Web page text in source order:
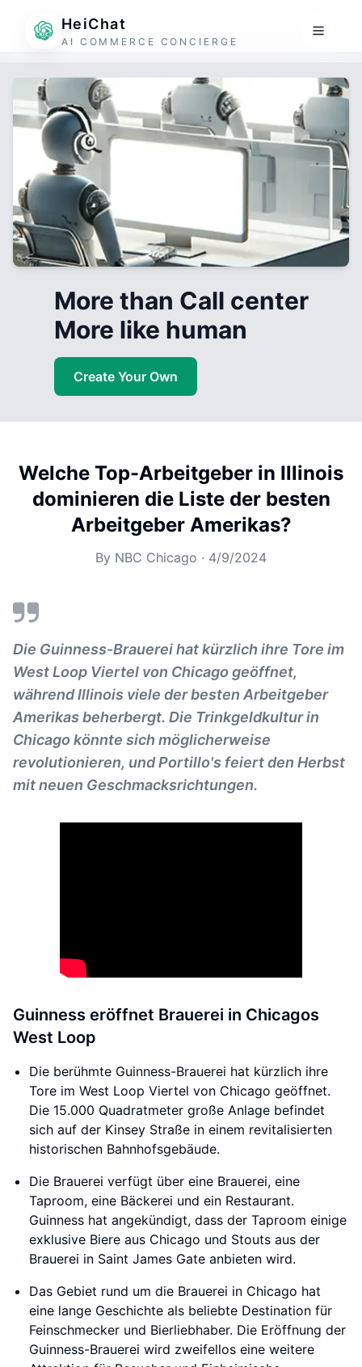
HeiChat
AI COMMERCE CONCIERGE
More than Call center
More like human
Create Your Own
Welche Top-Arbeitgeber in Illinois
dominieren die Liste der besten
Arbeitgeber Amerikas?
By NBC Chicago · 4/9/2024
Die Guinness-Brauerei hat kürzlich ihre Tore im
West Loop Viertel von Chicago geöffnet,
während Illinois viele der besten Arbeitgeber
Amerikas beherbergt. Die Trinkgeldkultur in
Chicago könnte sich möglicherweise
revolutionieren, und Portillo's feiert den Herbst
mit neuen Geschmacksrichtungen.
Guinness eröffnet Brauerei in Chicagos
West Loop
Die berühmte Guinness-Brauerei hat kürzlich ihre
Tore im West Loop Viertel von Chicago geöffnet.
Die 15.000 Quadratmeter große Anlage befindet
sich auf der Kinsey Straße in einem revitalisierten
historischen Bahnhofsgebäude.
Die Brauerei verfügt über eine Brauerei, eine
Taproom, eine Bäckerei und ein Restaurant.
Guinness hat angekündigt, dass der Taproom einige
exklusive Biere aus Chicago und Stouts aus der
Brauerei in Saint James Gate anbieten wird.
Das Gebiet rund um die Brauerei in Chicago hat
eine lange Geschichte als beliebte Destination für
Feinschmecker und Bierliebhaber. Die Eröffnung der
Guinness-Brauerei wird zweifellos eine weitere